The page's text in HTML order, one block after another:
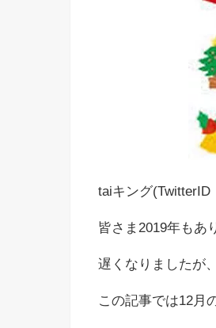
taiキング(TwitterID
皆さま2019年もあ
遅くなりましたが
この記事では12月